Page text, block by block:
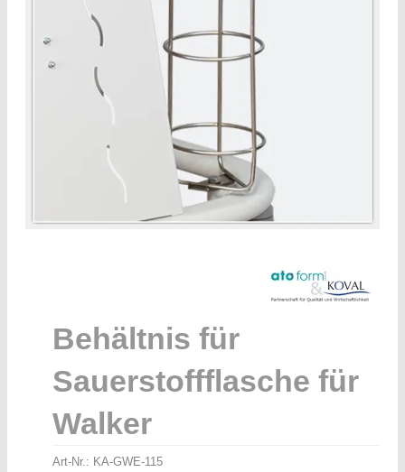
Behältnis für
Sauerstoffflasche für
Walker
Art-Nr.: KA-GWE-115